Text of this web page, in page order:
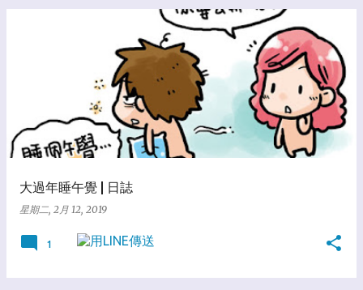
大過年睡午覺 | 日誌
星期二, 2月 12, 2019
1